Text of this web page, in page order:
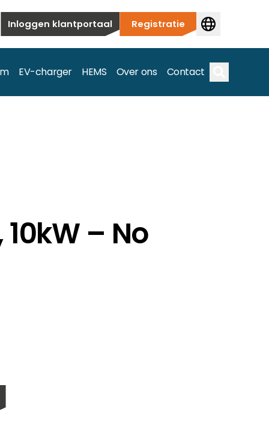
Inloggen klantportaal Registratie
EV-charger HEMS Over ons Contact
tot commerciële en utiliteitstoepassingen.
– No